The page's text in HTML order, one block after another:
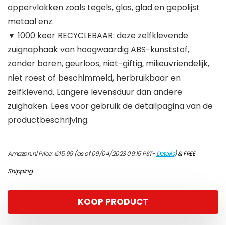
oppervlakken zoals tegels, glas, glad en gepolijst
metaal enz.
▼ 1000 keer RECYCLEBAAR: deze zelfklevende
zuignaphaak van hoogwaardig ABS-kunststof,
zonder boren, geurloos, niet-giftig, milieuvriendelijk,
niet roest of beschimmeld, herbruikbaar en
zelfklevend. Langere levensduur dan andere
zuighaken. Lees voor gebruik de detailpagina van de
productbeschrijving.
Amazon.nl Price:€15.99(as of 09/04/2023 09:15 PST-Details)&FREE
Shipping.
KOOP PRODUCT